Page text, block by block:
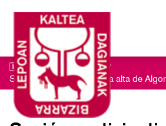
🗓️Sesiones presenciales /
Sesión participativa - zona alta de